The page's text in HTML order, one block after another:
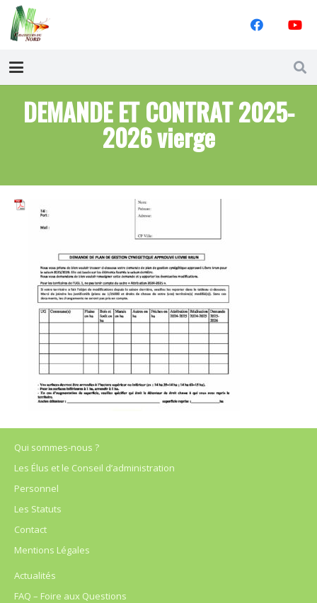
DEMANDE ET CONTRAT 2025-
2026 vierge
Qui sommes-nous ?
Les Élus et le Conseil d’administration
Personnel
Les Statuts
Contact
Mentions Légales
Actualités
FAQ – Foire aux Questions